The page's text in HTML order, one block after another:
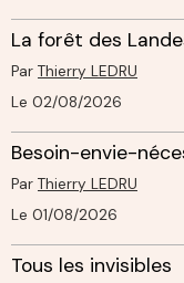
La forêt des
Par Thierry LEDRU
Le 02/08/2026
Besoin-envie-
Par Thierry LEDRU
Le 01/08/2026
Tous les invisibles